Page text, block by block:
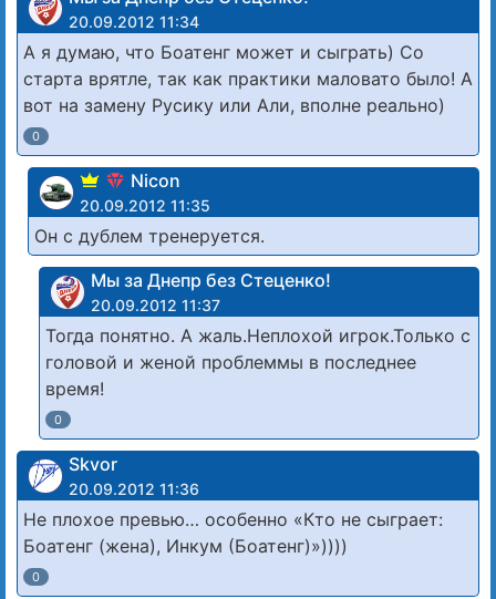
20.09.2012 11:34
А я думаю, что Боатенг может и сыграть) Со
старта врятле, так как практики маловато было! А
вот на замену Русику или Али, вполне реально)
0
Nicon
20.09.2012 11:35
Он с дублем тренеруется.
Мы за Днепр без Стеценко!
20.09.2012 11:37
Тогда понятно. А жаль.Неплохой игрок.Только с
головой и женой проблеммы в последнее
время!
0
Skvor
20.09.2012 11:36
Не плохое превью… особенно «Кто не сыграет:
Боатенг (жена), Инкум (Боатенг)»))))
0